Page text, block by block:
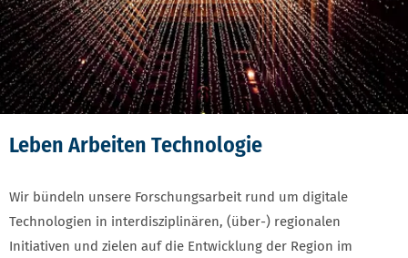
Leben Arbeiten Technologie
Wir bündeln unsere Forschungsarbeit rund um digitale
Technologien in interdisziplinären, (über-) regionalen
Initiativen und zielen auf die Entwicklung der Region im